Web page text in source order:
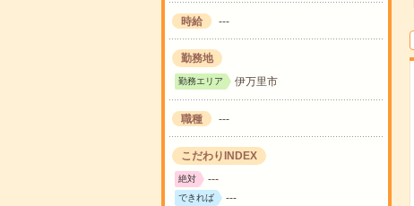
時給 ---
勤務地
勤務エリア 伊万里市
職種 ---
こだわりINDEX
絶対 ---
できれば ---